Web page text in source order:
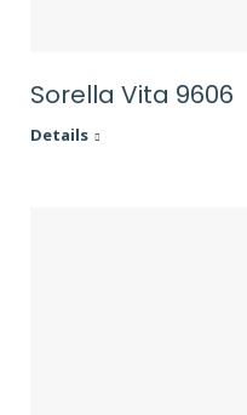
Sorella Vita 9606
Details